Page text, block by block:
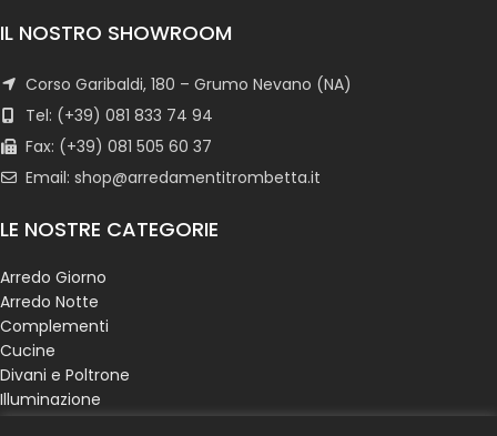
IL NOSTRO SHOWROOM
Corso Garibaldi, 180 – Grumo Nevano (NA)
Tel: (+39) 081 833 74 94
Fax: (+39) 081 505 60 37
Email: shop@arredamentitrombetta.it
LE NOSTRE CATEGORIE
Arredo Giorno
Arredo Notte
Complementi
Cucine
Divani e Poltrone
Illuminazione